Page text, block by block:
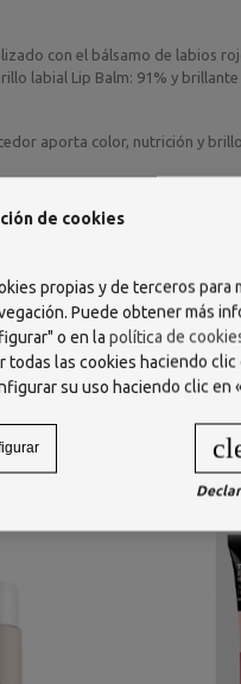
con el bálsamo de labios
labial Lip Balm: 91% y brillante
aporta color, nutrición y
por el labio inferior.
DIGLYCERYL
WAX. BIS-
TRIAZONE. BLUE 1 LAKE
77891). TOCOPHERYL
de cookies
propias y de terceros
Puede obtener más
o en la política de
todas las cookies haciendo
su uso haciendo clic en